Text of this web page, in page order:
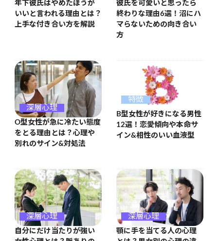
年下彼氏はやめたほうが
いいと言われる理由とは？
上手な付き合い方を解説
彼氏を可愛いと思ったら
終わりな理由6選！沼にハ
マらないための向き合い
方
深層心理
O型女性が急に冷たい態度
をとる理由とは？心理や
別れのサイン&対処法
特徴
B型女性が好きになる男性
12選！恋愛傾向や本命サ
イン&相性のいい血液型
深層心理
自分にだけ当たりが強い
深層心理
顎に手を当てる人の心理